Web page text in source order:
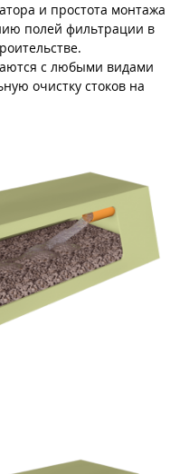
и простота монтажа
полей фильтрации в
с любыми видами
очистку стоков на